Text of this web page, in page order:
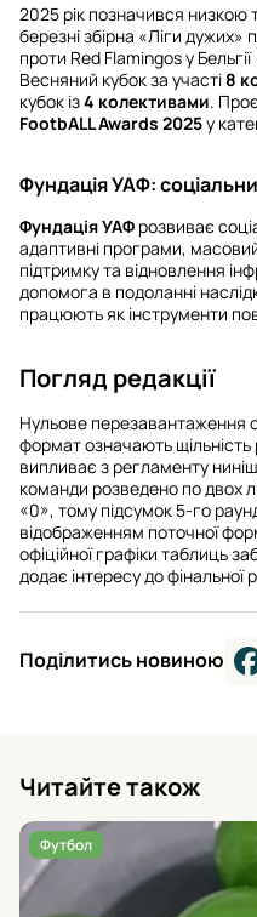
2025 рік позначився низкою
березні збірна «Ліги дужих»
проти Red Flamingos у
Весняний кубок за участі8
кубок із4 колективами.
FootbALL Awards 2025у
Фундація УАФ:
Фундація УАФ розвиває
адаптивні програми,
підтримку та відновлення
допомога в подоланні
працюють як інструменти
Погляд редакції
Нульове перезавантаження
формат означають щільність
випливає з регламенту
команди розведено по двох
«0», тому підсумок 5-го
відображенням поточної
офіційної графіки таблиць
додає інтересу до фінальної
Поділитись новиною
Читайте також
Футбол